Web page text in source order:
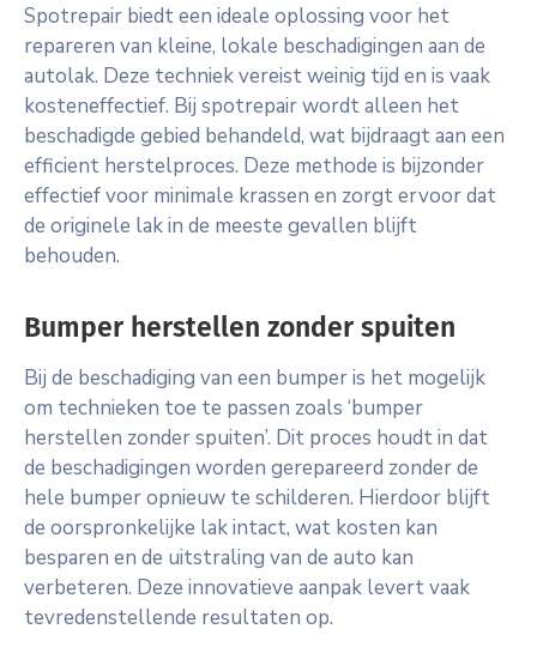
Spotrepair biedt een ideale oplossing voor het
repareren van kleine, lokale beschadigingen aan de
autolak. Deze techniek vereist weinig tijd en is vaak
kosteneffectief. Bij spotrepair wordt alleen het
beschadigde gebied behandeld, wat bijdraagt aan een
efficient herstelproces. Deze methode is bijzonder
effectief voor minimale krassen en zorgt ervoor dat
de originele lak in de meeste gevallen blijft
behouden.
Bumper herstellen zonder spuiten
Bij de beschadiging van een bumper is het mogelijk
om technieken toe te passen zoals ‘bumper
herstellen zonder spuiten’. Dit proces houdt in dat
de beschadigingen worden gerepareerd zonder de
hele bumper opnieuw te schilderen. Hierdoor blijft
de oorspronkelijke lak intact, wat kosten kan
besparen en de uitstraling van de auto kan
verbeteren. Deze innovatieve aanpak levert vaak
tevredenstellende resultaten op.